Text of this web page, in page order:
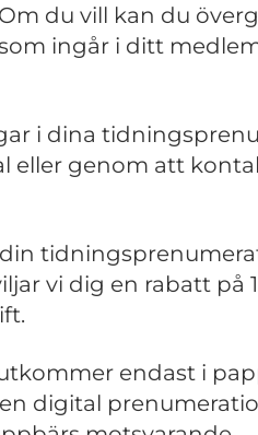
du vill kan du
ingår i ditt
i dina
eller genom att
vi dig en rabatt på
endast i
digital